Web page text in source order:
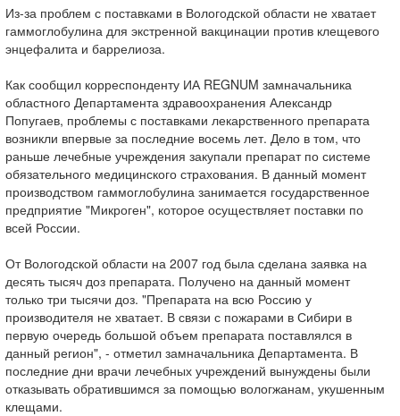
Из-за проблем с поставками в Вологодской области не хватает
гаммоглобулина для экстренной вакцинации против клещевого
энцефалита и баррелиоза.
Как сообщил корреспонденту ИА REGNUM замначальника
областного Департамента здравоохранения Александр
Попугаев, проблемы с поставками лекарственного препарата
возникли впервые за последние восемь лет. Дело в том, что
раньше лечебные учреждения закупали препарат по системе
обязательного медицинского страхования. В данный момент
производством гаммоглобулина занимается государственное
предприятие "Микроген", которое осуществляет поставки по
всей России.
От Вологодской области на 2007 год была сделана заявка на
десять тысяч доз препарата. Получено на данный момент
только три тысячи доз. "Препарата на всю Россию у
производителя не хватает. В связи с пожарами в Сибири в
первую очередь большой объем препарата поставлялся в
данный регион", - отметил замначальника Департамента. В
последние дни врачи лечебных учреждений вынуждены были
отказывать обратившимся за помощью вологжанам, укушенным
клещами.